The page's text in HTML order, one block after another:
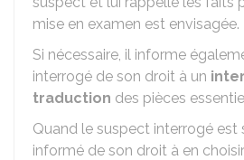
mise en examen est envisagée.
Si nécessaire, il informe
interrogé de son droit à un
traduction des pièces
Quand le suspect interrogé est
informé de son droit à en